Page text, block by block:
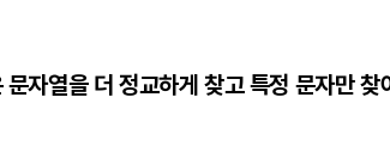
문자열을 더 정교하게 찾고 특정 문자만 찾